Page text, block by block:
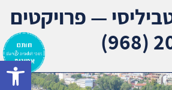
— פרויקטים